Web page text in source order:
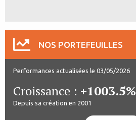
NOS PORTEFEUILLES
Performances actualisées le 03/05/2026
Croissance : +1003.5%
Depuis sa création en 2001